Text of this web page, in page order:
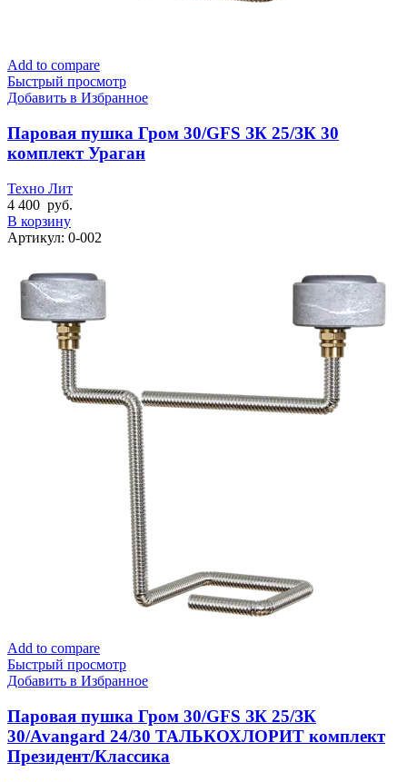
Add to compare
Быстрый просмотр
Добавить в Избранное
Паровая пушка Гром 30/GFS ЗК 25/ЗК 30
комплект Ураган
Техно Лит
4 400 руб.
В корзину
Артикул: 0-002
Add to compare
Быстрый просмотр
Добавить в Избранное
Паровая пушка Гром 30/GFS ЗК 25/ЗК
30/Avangard 24/30 ТАЛЬКОХЛОРИТ комплект
Президент/Классика